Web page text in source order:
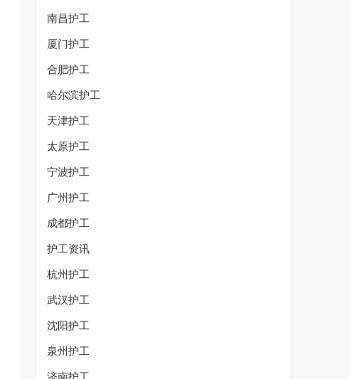
南昌护工
厦门护工
合肥护工
哈尔滨护工
天津护工
太原护工
宁波护工
广州护工
成都护工
护工资讯
杭州护工
武汉护工
沈阳护工
泉州护工